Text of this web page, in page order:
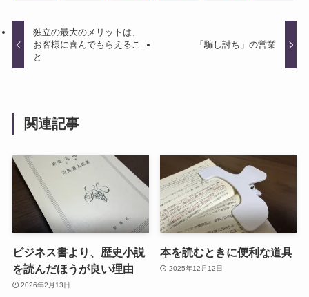
独立の最大のメリットは、
お客様に喜んでもらえるこ
と
「騙し討ち」の営業
関連記事
ビジネス書より、歴史小説
を読んだほうが良い理由
2026年2月13日
本を読むときに便利な道具
2025年12月12日